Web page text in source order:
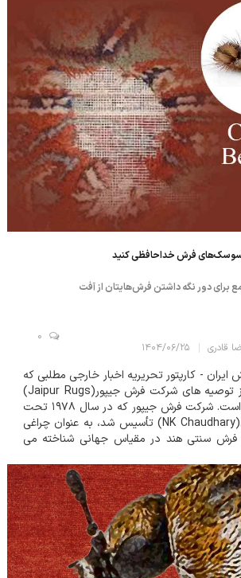
سوسک‌های فرش خداحافظی کنید
برای دور نگه داشتن فرش‌هایتان از آفت
قادری ۱۴۰۴/۰۶/۲۵
0
- کارپتور تحریریه اخبار خارجی مطلبی که
در ادامه می خوانید از توصیه های شرکت فرش جیپور(Jaipur Rugs)
انتخاب و ترجمه شده است. شرکت فرش جیپور که در سال ۱۹۷۸ تحت
هدایت ان.کی. چودری(NK Chaudhary) تأسیس شد، به عنوان چراغی
فرش سنتی هند در مقیاس جهانی شناخته می